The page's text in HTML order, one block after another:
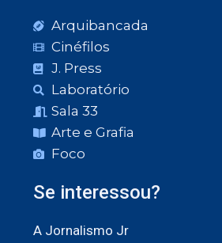
Arquibancada
Cinéfilos
J. Press
Laboratório
Sala 33
Arte e Grafia
Foco
Se interessou?
A Jornalismo Jr